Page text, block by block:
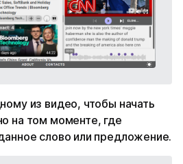
из видео, чтобы начать
на том моменте, где
слово или предложение.